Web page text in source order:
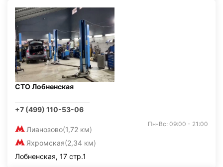
СТО Лобненская
+7 (499) 110-53-06
Лианозово(1,72 км)
Яхромская(2,34 км)
Пн-Вс: 09:00 - 21:00
Лобненская, 17 стр.1